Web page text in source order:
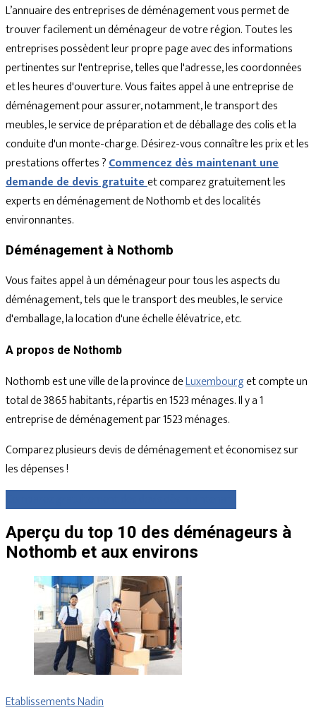
L’annuaire des entreprises de déménagement vous permet de
trouver facilement un déménageur de votre région. Toutes les
entreprises possèdent leur propre page avec des informations
pertinentes sur l'entreprise, telles que l'adresse, les coordonnées
et les heures d'ouverture. Vous faites appel à une entreprise de
déménagement pour assurer, notamment, le transport des
meubles, le service de préparation et de déballage des colis et la
conduite d'un monte-charge. Désirez-vous connaître les prix et les
prestations offertes ?Commencez dès maintenant une
demande de devis gratuiteet comparez gratuitement les
experts en déménagement de Nothomb et des localités
environnantes.
Déménagement à Nothomb
Vous faites appel à un déménageur pour tous les aspects du
déménagement, tels que le transport des meubles, le service
d'emballage, la location d'une échelle élévatrice, etc.
A propos de Nothomb
Nothomb est une ville de la province deLuxembourget compte un
total de 3865 habitants, répartis en 1523 ménages. Il y a 1
entreprise de déménagement par 1523 ménages.
Comparez plusieurs devis de déménagement et économisez sur
les dépenses !
Aperçu du top 10 des déménageurs à
Nothomb et aux environs
Etablissements Nadin